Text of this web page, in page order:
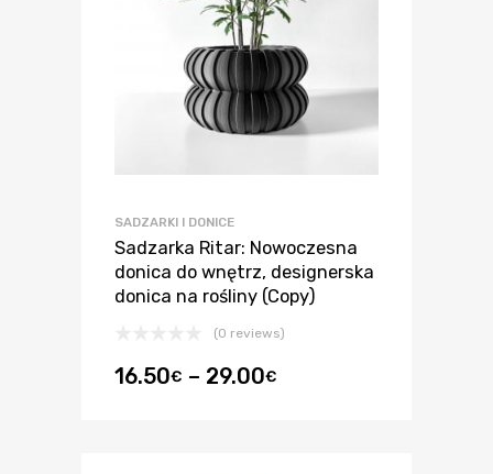
SADZARKI I DONICE
Sadzarka Ritar: Nowoczesna
donica do wnętrz, designerska
donica na rośliny (Copy)
(0 reviews)
16.50€ – 29.00€